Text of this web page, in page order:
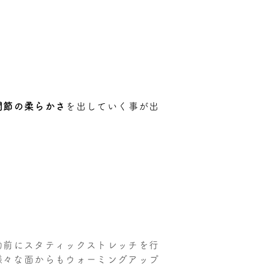
の柔らかさ を出していく事が出
にスタティックストレッチを行
な面からもウォーミングアップ